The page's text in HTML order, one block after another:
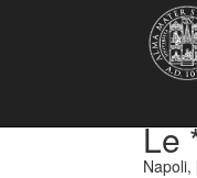
Le
Napoli,